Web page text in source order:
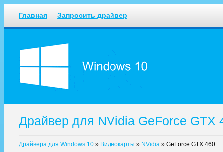
Главная Запросить драйвер
Драйвер для NVidia GeForce GTX
Драйвера для Windows 10 » Видеокарты » NVidia » GeForce GTX 460